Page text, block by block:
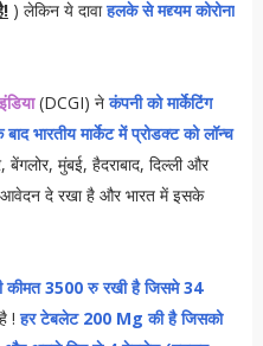
) लेकिन ये दावाहलके से मद्द्यम कोरोना
(DCGI) नेकंपनी को मार्केटिंग
भारतीय मार्केट में प्रोडक्ट को लॉन्च
मुंबई, हैदराबाद, दिल्ली और
आवेदन दे रखा है और भारत में इसके
कीमत 3500 रु रखी है जिसमे 34
!हर टेबलेट 200 Mg की है जिसको